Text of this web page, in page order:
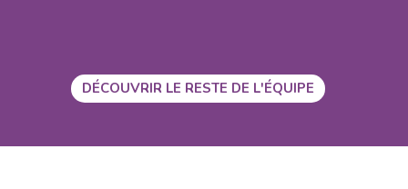
DÉCOUVRIR LE RESTE DE L'ÉQUIPE